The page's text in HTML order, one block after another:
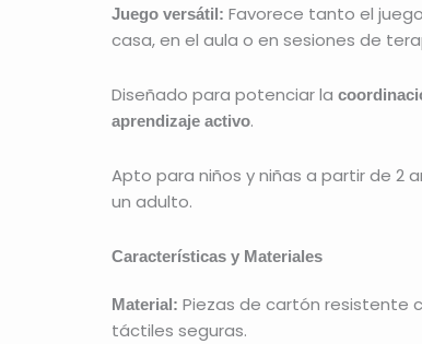
Juego versátil: Favorece tanto el
casa, en el aula o en sesiones de
Diseñado para potenciar la
aprendizaje activo.
Apto para niños y niñas a partir de 2
un adulto.
Características y Materiales
Material: Piezas de cartón resistente
táctiles seguras.